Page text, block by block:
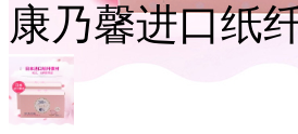
康乃馨进口纸